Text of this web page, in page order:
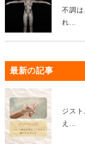
不調
れ...
最新の記事
ジス
え...